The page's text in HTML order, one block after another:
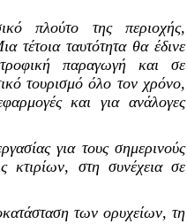
πλούτο της περιοχής,
τέτοια ταυτότητα θα έδινε
παραγωγή και σε
τουρισμό όλο τον χρόνο,
και για ανάλογες
για τους σημερινούς
κτιρίων, στη συνέχεια σε
των ορυχείων, τη